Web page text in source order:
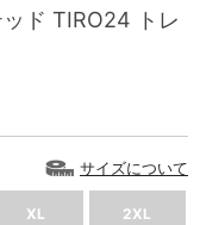
ド TIRO24 トレ
サイズについて
XL 2XL